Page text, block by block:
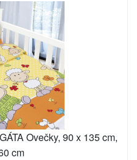
Ovečky, 90 x 135 cm,
cm